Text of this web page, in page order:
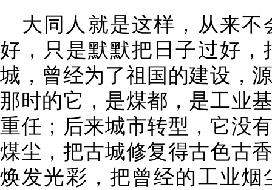
大同人就是这样，从来
好，只是默默把日子过好
城，曾经为了祖国的建设，
那时的它，是煤都，是工业
重任；后来城市转型，它没
煤尘，把古城修复得古色古
焕发光彩，把曾经的工业